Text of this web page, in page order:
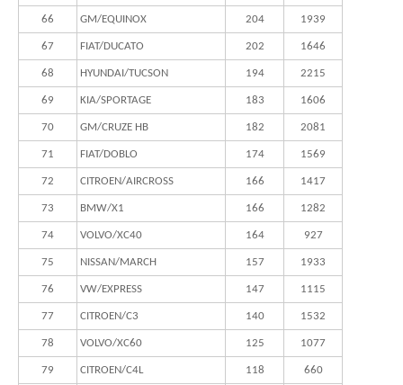
66 GM/EQUINOX 204 1939
67 FIAT/DUCATO 202 1646
68 HYUNDAI/TUCSON 194 2215
69 KIA/SPORTAGE 183 1606
70 GM/CRUZE HB 182 2081
71 FIAT/DOBLO 174 1569
72 CITROEN/AIRCROSS 166 1417
73 BMW/X1 166 1282
74 VOLVO/XC40 164 927
75 NISSAN/MARCH 157 1933
76 VW/EXPRESS 147 1115
77 CITROEN/C3 140 1532
78 VOLVO/XC60 125 1077
79 CITROEN/C4L 118 660